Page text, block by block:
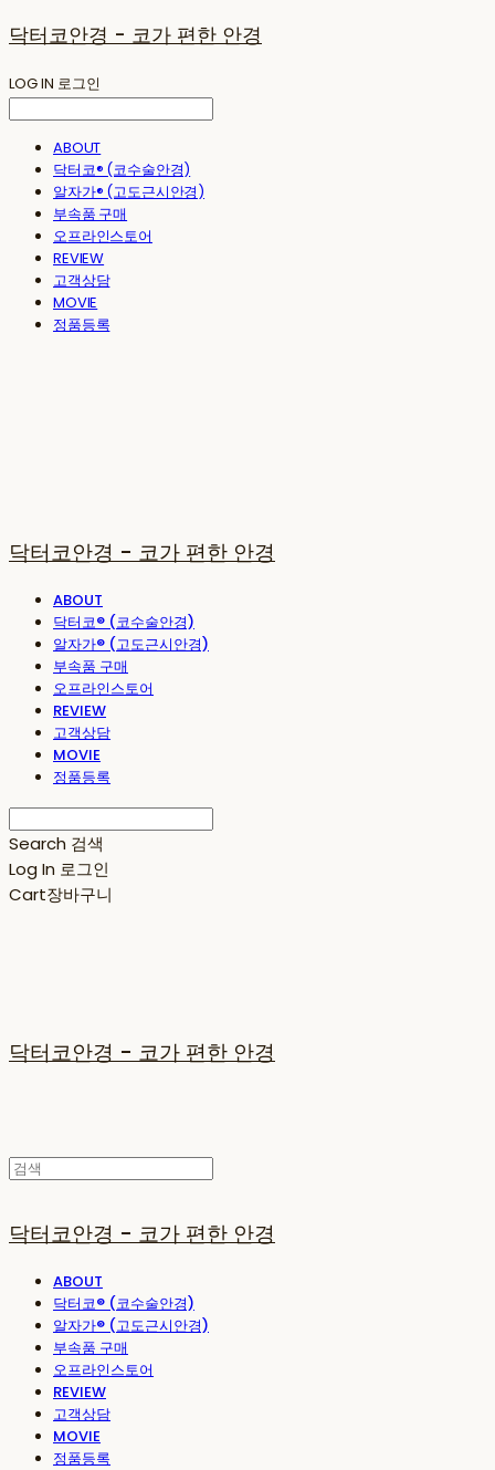
닥터코안경 - 코가 편한 안경
LOG IN 로그인
ABOUT
닥터코® (코수술안경)
알자가® (고도근시안경)
부속품 구매
오프라인스토어
REVIEW
고객상담
MOVIE
정품등록
닥터코안경 - 코가 편한 안경
ABOUT
닥터코® (코수술안경)
알자가® (고도근시안경)
부속품 구매
오프라인스토어
REVIEW
고객상담
MOVIE
정품등록
Search 검색
Log In 로그인
Cart장바구니
닥터코안경 - 코가 편한 안경
닥터코안경 - 코가 편한 안경
ABOUT
닥터코® (코수술안경)
알자가® (고도근시안경)
부속품 구매
오프라인스토어
REVIEW
고객상담
MOVIE
정품등록